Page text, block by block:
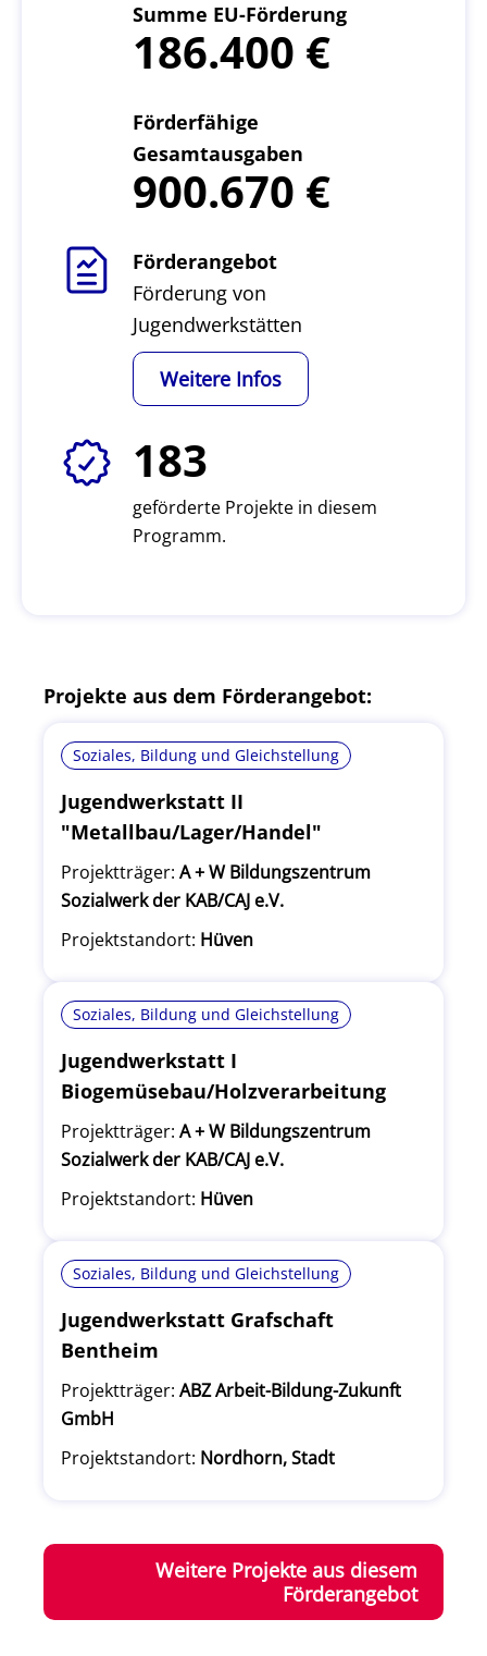
Summe EU-Förderung
186.400
Förderfähige
Gesamtausgaben
900.670
Förderangebot
Förderung von
Jugendwerkstätten
Weitere Infos
183
geförderte Projekte in diesem
Programm.
Projekte aus dem Förderangebot:
Soziales, Bildung und Gleichstellung
Jugendwerkstatt II
"Metallbau/Lager/Handel"
Projektträger: A + W Bildungszentrum
Sozialwerk der KAB/CAJ e.V.
Projektstandort: Hüven
Soziales, Bildung und Gleichstellung
Jugendwerkstatt I
Biogemüsebau/Holzverarbeitung
Projektträger: A + W Bildungszentrum
Sozialwerk der KAB/CAJ e.V.
Projektstandort: Hüven
Soziales, Bildung und Gleichstellung
Jugendwerkstatt Grafschaft
Bentheim
Projektträger: ABZ Arbeit-Bildung-Zukunft
GmbH
Projektstandort: Nordhorn, Stadt
Weitere Projekte aus diesem
Förderangebot